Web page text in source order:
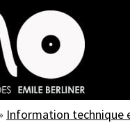
Information technique